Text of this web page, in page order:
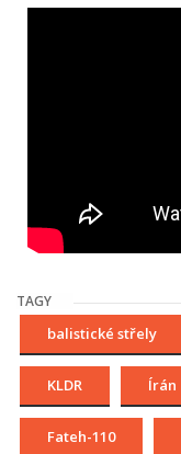
TAGY
balistické střely
KLDR Írán
Fateh-110